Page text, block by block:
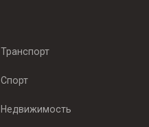
Транспорт
Спорт
Недвижимость